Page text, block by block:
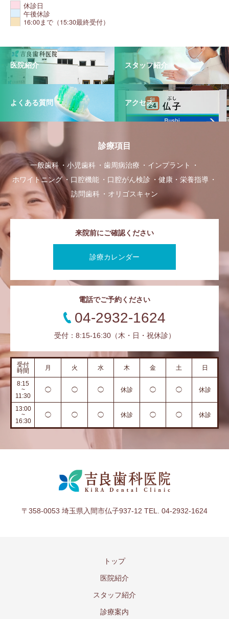
休診日
午後休診
16:00まで（15:30最終受付）
医院紹介 スタッフ紹介
よくある質問 アクセス
診療項目
一般歯科 小児歯科 歯周病治療
インプラント
ホワイトニング
口腔機能 口腔がん検診
健康・栄養指導
訪問歯科
オリゴスキャン
来院前にご確認ください
診療カレンダー
電話でご予約ください
04-2932-1624
受付：8:15-16:30（木・日・祝休診）
受付
時間
月 火 水 木 金 土 日
8:15
~
11:30
◯ ◯ ◯ 休診 ◯ ◯ 休診
13:00
~
16:30
◯ ◯ ◯ 休診 ◯ ◯ 休診
〒358-0053 埼玉県入間市仏子937-12 TEL. 04-2932-1624
トップ
医院紹介
スタッフ紹介
診療案内